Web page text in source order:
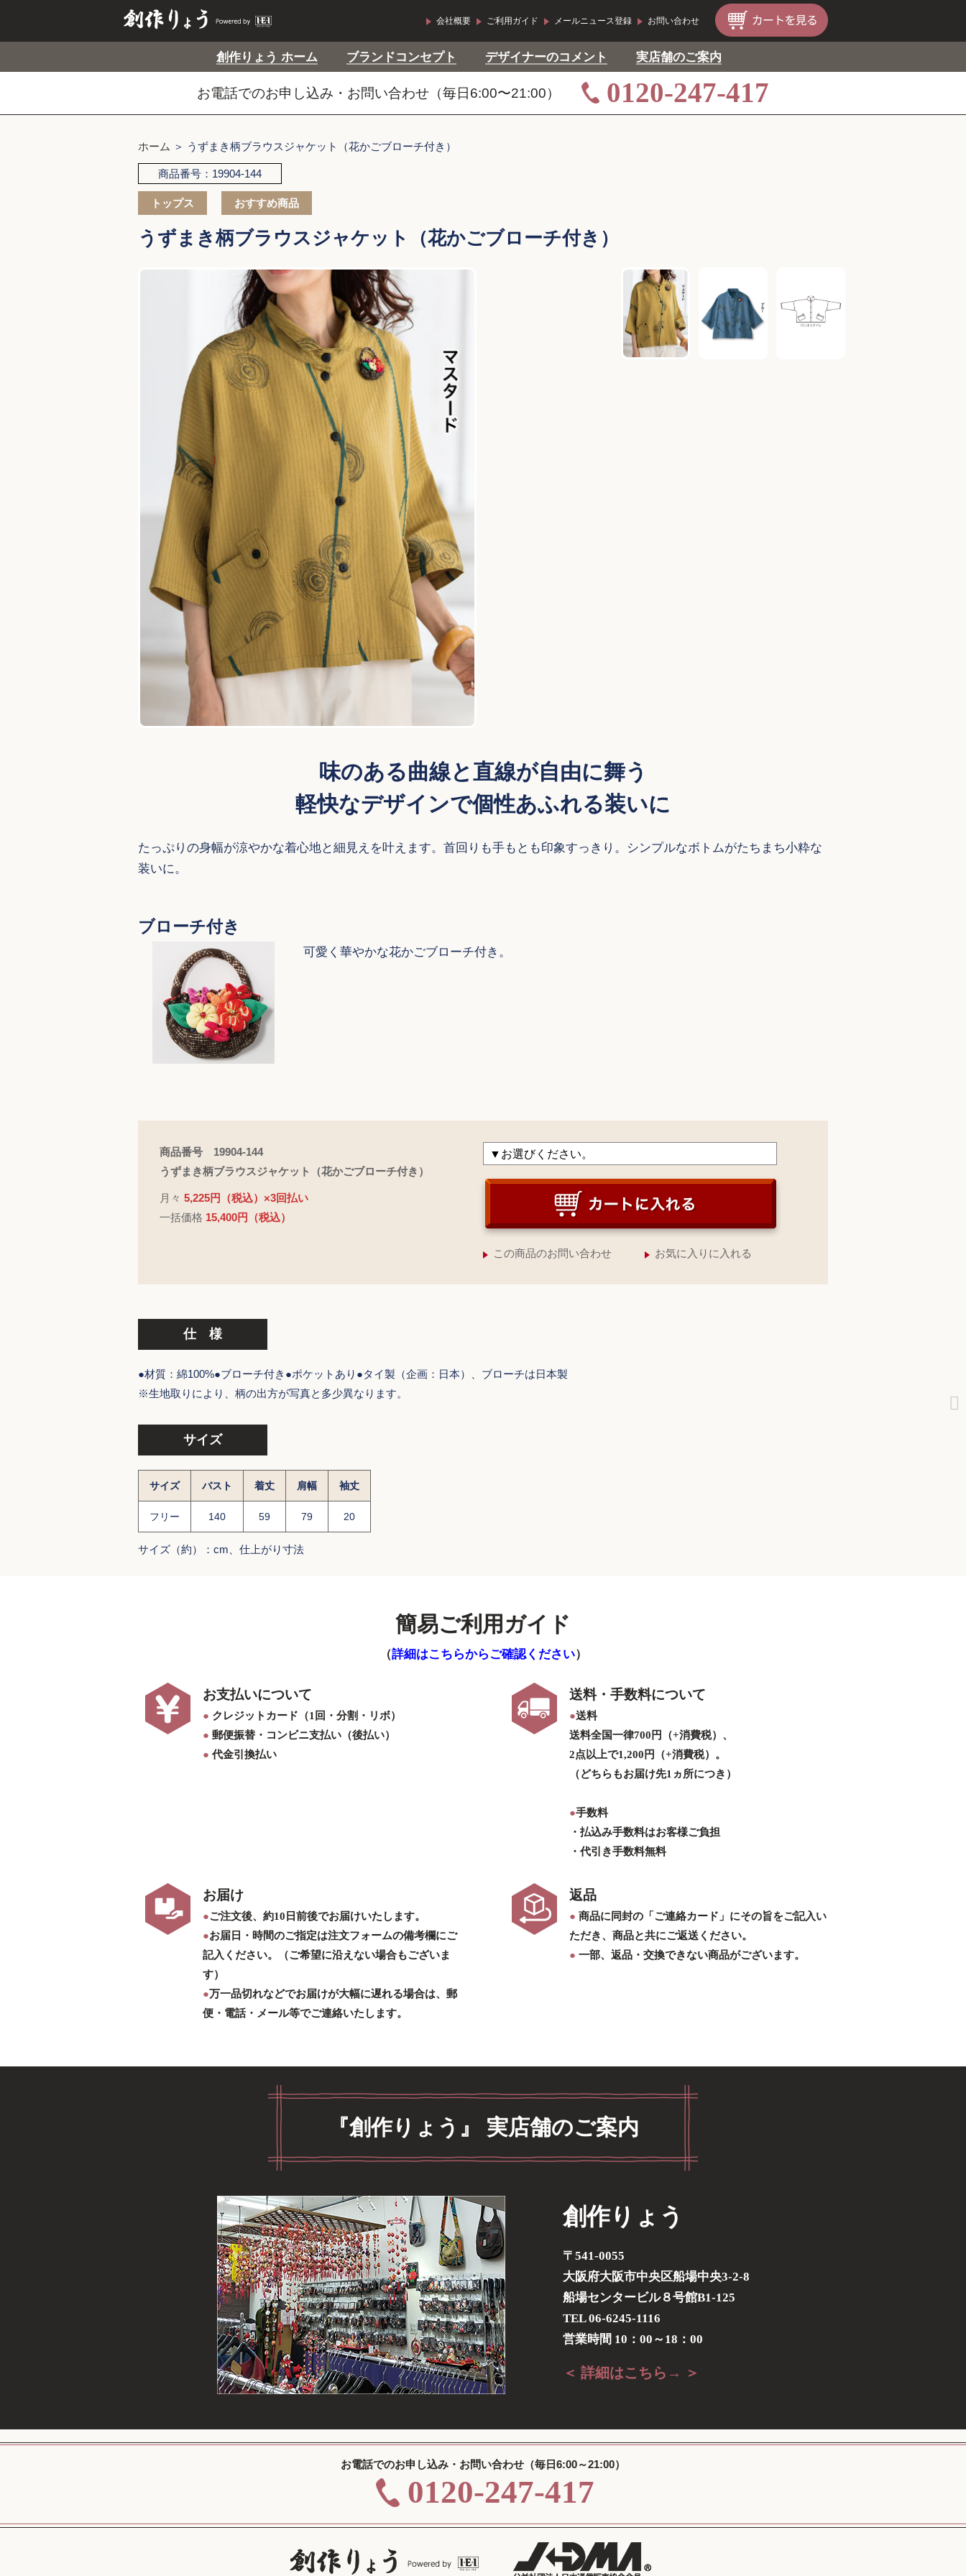
会社概要 ご利用ガイド メールニュース登録 お問い合わせ
創作りょう ホーム ブランドコンセプト デザイナーのコメント 実店舗のご案内
お電話でのお申し込み・お問い合わせ（毎日6:00〜21:00） 0120-247-417
ホーム ＞ うずまき柄ブラウスジャケット（花かごブローチ付き）
商品番号：19904-144
トップス おすすめ商品
うずまき柄ブラウスジャケット（花かごブローチ付き）
味のある曲線と直線が自由に舞う
軽快なデザインで個性あふれる装いに
たっぷりの身幅が涼やかな着心地と細見えを叶えます。首回りも手もとも印象すっきり。シンプルなボトムがたちまち小粋な
装いに。
ブローチ付き
可愛く華やかな花かごブローチ付き。
商品番号 19904-144
うずまき柄ブラウスジャケット（花かごブローチ付き）
月々 5,225円（税込）×3回払い
一括価格 15,400円（税込）
この商品のお問い合わせ お気に入りに入れる
仕 様
●材質：綿100%●ブローチ付き●ポケットあり●タイ製（企画：日本）、ブローチは日本製
※生地取りにより、柄の出方が写真と多少異なります。
サイズ
サイズ バスト 着丈 肩幅 袖丈
フリー 140 59 79 20
サイズ（約）：cm、仕上がり寸法
簡易ご利用ガイド
（詳細はこちらからご確認ください）
お支払いについて
● クレジットカード（1回・分割・リボ）
● 郵便振替・コンビニ支払い（後払い）
● 代金引換払い
送料・手数料について
●送料
送料全国一律700円（+消費税）、
2点以上で1,200円（+消費税）。
（どちらもお届け先1ヵ所につき）
●手数料
・払込み手数料はお客様ご負担
・代引き手数料無料
お届け
●ご注文後、約10日前後でお届けいたします。
●お届日・時間のご指定は注文フォームの備考欄にご
記入ください。（ご希望に沿えない場合もございま
す）
●万一品切れなどでお届けが大幅に遅れる場合は、郵
便・電話・メール等でご連絡いたします。
返品
● 商品に同封の「ご連絡カード」にその旨をご記入い
ただき、商品と共にご返送ください。
● 一部、返品・交換できない商品がございます。
『創作りょう』 実店舗のご案内
創作りょう
〒541-0055
大阪府大阪市中央区船場中央3-2-8
船場センタービル８号館B1-125
TEL 06-6245-1116
営業時間 10：00～18：00
＜ 詳細はこちら→ ＞
お電話でのお申し込み・お問い合わせ（毎日6:00～21:00）
0120-247-417